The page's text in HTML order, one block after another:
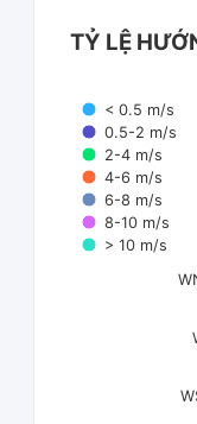
TỶ LỆ
< 0.5 m/s
0.5-2 m/s
2-4 m/s
4-6 m/s
6-8 m/s
8-10 m/s
> 10 m/s